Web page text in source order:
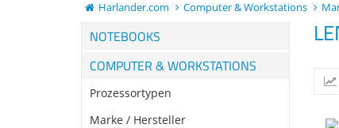
Harlander.com Computer & Workstations
NOTEBOOKS
COMPUTER & WORKSTATIONS
Prozessortypen
Marke / Hersteller